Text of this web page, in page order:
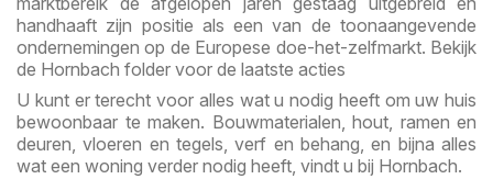
handhaaft zijn positie als een van de toonaangevende
ondernemingen op de Europese doe-het-zelfmarkt. Bekijk
de Hornbach folder voor de laatste acties
U kunt er terecht voor alles wat u nodig heeft om uw huis
bewoonbaar te maken. Bouwmaterialen, hout, ramen en
deuren, vloeren en tegels, verf en behang, en bijna alles
wat een woning verder nodig heeft, vindt u bij Hornbach.